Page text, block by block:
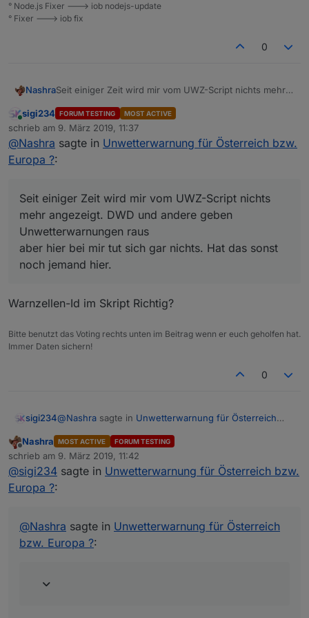
var warncellid = [ 'UWZAT00928'];
var UWZTypesArray=["n/a","unbekannt","Sturm/
for (var j=0 ; j<warncellid.length; j++) {
        AreaChannelId=ChannelId+
for (var i=0; i<n; i++) {
            createState(AreaChannelId+
            createState(AreaChannelId+
            createState(AreaChannelId+
            createState(AreaChannelId+
            createState(AreaChannelId+
        }
    }
function getUWZLevel (warnName){
var colors = ["green", "darkgreen","yellow"
if (alert[
° Node.js Fixer ---> iob nodejs-update
° Fixer ---> iob fix
0
NashraSeit einiger Zeit wird mir vom UWZ-Script nichts mehr
Unwetterwarnungen raus
aber hier bei mir tut sich gar nichts. Hat das sonst noch
jemand hier.
Online
sigi234 FORUM TESTING MOST ACTIVE
schrieb am 9. März 2019, 11:37
zuletzt editiert von
@Nashra sagte in Unwetterwarnung für Österreich bzw.
Europa ?:
Seit einiger Zeit wird mir vom UWZ-Script nichts
mehr angezeigt. DWD und andere geben
Unwetterwarnungen raus
aber hier bei mir tut sich gar nichts. Hat das sonst
noch jemand hier.
Warnzellen-Id im Skript Richtig?
Bitte benutzt das Voting rechts unten im Beitrag wenn er euch geholfen hat.
Immer Daten sichern!
0
sigi234@Nashra sagte in Unwetterwarnung für Österreich
Seit einiger Zeit wird mir vom UWZ-Script nichts
mehr angezeigt. DWD und andere geben
Unwetterwarnungen raus
Warnzellen-Id im Skript Richtig?
Offline
Nashra MOST ACTIVE FORUM TESTING
schrieb am 9. März 2019, 11:42
zuletzt editiert von
@sigi234 sagte in Unwetterwarnung für Österreich bzw.
Europa ?:
@Nashra sagte in Unwetterwarnung für Österreich
bzw. Europa ?: